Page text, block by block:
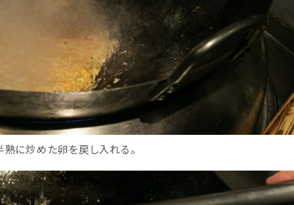
に炒めた卵を戻し入れる。